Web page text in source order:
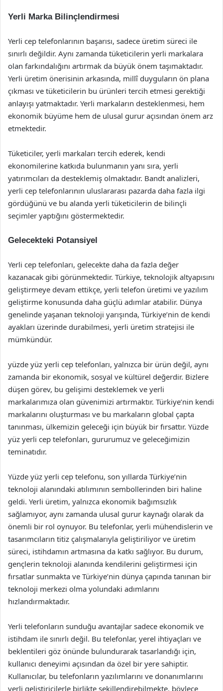
Yerli Marka Bilinçlendirmesi
Yerli cep telefonlarının başarısı, sadece üretim süreci ile
sınırlı değildir. Aynı zamanda tüketicilerin yerli markalara
olan farkındalığını artırmak da büyük önem taşımaktadır.
Yerli üretim önerisinin arkasında, millî duyguların ön plana
çıkması ve tüketicilerin bu ürünleri tercih etmesi gerektiği
anlayışı yatmaktadır. Yerli markaların desteklenmesi, hem
ekonomik büyüme hem de ulusal gurur açısından önem arz
etmektedir.
Tüketiciler, yerli markaları tercih ederek, kendi
ekonomilerine katkıda bulunmanın yanı sıra, yerli
yatırımcıları da desteklemiş olmaktadır. Bandt analizleri,
yerli cep telefonlarının uluslararası pazarda daha fazla ilgi
gördüğünü ve bu alanda yerli tüketicilerin de bilinçli
seçimler yaptığını göstermektedir.
Gelecekteki Potansiyel
Yerli cep telefonları, gelecekte daha da fazla değer
kazanacak gibi görünmektedir. Türkiye, teknolojik altyapısını
geliştirmeye devam ettikçe, yerli telefon üretimi ve yazılım
geliştirme konusunda daha güçlü adımlar atabilir. Dünya
genelinde yaşanan teknoloji yarışında, Türkiye’nin de kendi
ayakları üzerinde durabilmesi, yerli üretim stratejisi ile
mümkündür.
yüzde yüz yerli cep telefonları, yalnızca bir ürün değil, aynı
zamanda bir ekonomik, sosyal ve kültürel değerdir. Bizlere
düşen görev, bu gelişimi desteklemek ve yerli
markalarımıza olan güvenimizi artırmaktır. Türkiye’nin kendi
markalarını oluşturması ve bu markaların global çapta
tanınması, ülkemizin geleceği için büyük bir fırsattır. Yüzde
yüz yerli cep telefonları, gururumuz ve geleceğimizin
teminatıdır.
Yüzde yüz yerli cep telefonu, son yıllarda Türkiye’nin
teknoloji alanındaki atılımının sembollerinden biri haline
geldi. Yerli üretim, yalnızca ekonomik bağımsızlık
sağlamıyor, aynı zamanda ulusal gurur kaynağı olarak da
önemli bir rol oynuyor. Bu telefonlar, yerli mühendislerin ve
tasarımcıların titiz çalışmalarıyla geliştiriliyor ve üretim
süreci, istihdamın artmasına da katkı sağlıyor. Bu durum,
gençlerin teknoloji alanında kendilerini geliştirmesi için
fırsatlar sunmakta ve Türkiye’nin dünya çapında tanınan bir
teknoloji merkezi olma yolundaki adımlarını
hızlandırmaktadır.
Yerli telefonların sunduğu avantajlar sadece ekonomik ve
istihdam ile sınırlı değil. Bu telefonlar, yerel ihtiyaçları ve
beklentileri göz önünde bulundurarak tasarlandığı için,
kullanıcı deneyimi açısından da özel bir yere sahiptir.
Kullanıcılar, bu telefonların yazılımlarını ve donanımlarını
yerli geliştiricilerle birlikte şekillendirebilmekte, böylece